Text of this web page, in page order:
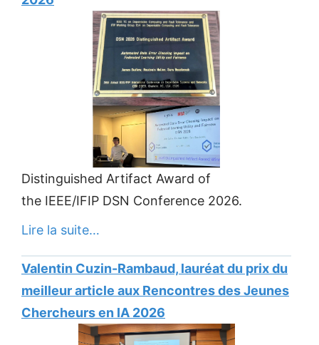
Distinguished Artifact Award of
the IEEE/IFIP DSN Conference 2026.
Lire la suite…
Valentin Cuzin-Rambaud, lauréat du prix du
meilleur article aux Rencontres des Jeunes
Chercheurs en IA 2026